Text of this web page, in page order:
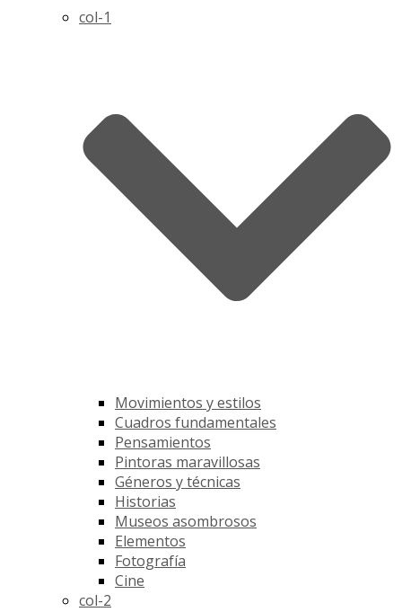
col-1
Movimientos y estilos
Cuadros fundamentales
Pensamientos
Pintoras maravillosas
Géneros y técnicas
Historias
Museos asombrosos
Elementos
Fotografía
Cine
col-2